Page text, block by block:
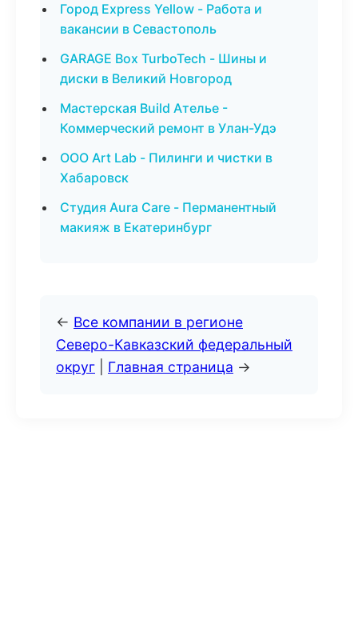
Город Express Yellow - Работа и
вакансии в Севастополь
GARAGE Box TurboTech - Шины и
диски в Великий Новгород
Мастерская Build Ателье -
Коммерческий ремонт в Улан-Удэ
ООО Art Lab - Пилинги и чистки в
Хабаровск
Студия Aura Care - Перманентный
макияж в Екатеринбург
← Все компании в регионе
Северо-Кавказский федеральный
округ
Главная страница →